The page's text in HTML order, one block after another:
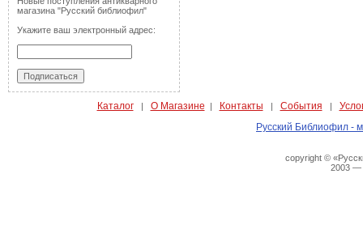
магазина "Русский библиофил"
Укажите ваш электронный адрес:
Каталог| О Магазине | Контакты | События |
Русский Библиофил -
copyright ©
2003 —